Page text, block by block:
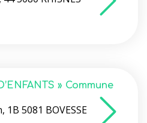
» Commune
1B 5081 BOVESSE